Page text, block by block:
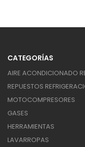
CATEGORÍAS
AIRE ACONDICIONADO
REPUESTOS
MOTOCOMPRESORES
GASES
HERRAMIENTAS
LAVARROPAS